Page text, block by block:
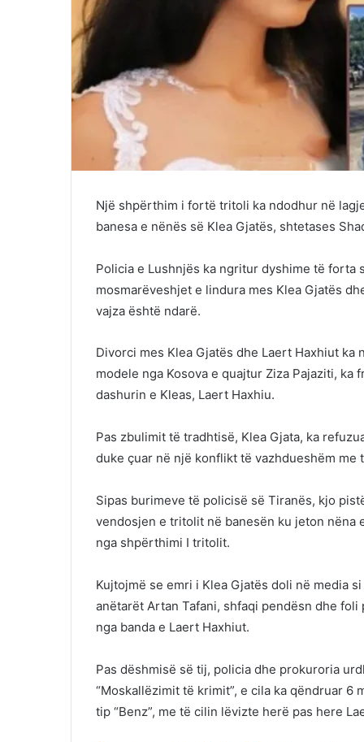
Një shpërthim i fortë tritoli ka ndodhur në
banesa e nënës së Klea Gjatës, shtetases
Policia e Lushnjës ka ngritur dyshime të
mosmarëveshjet e lindura mes Klea Gjatës
vajza është ndarë.
Divorci mes Klea Gjatës dhe Laert Haxhiut ka
modele nga Kosova e quajtur Ziza Pajaziti,
dashurin e Kleas, Laert Haxhiu.
Pas zbulimit të tradhtisë, Klea Gjata, ka
duke çuar në një konflikt të vazhdueshëm me
Sipas burimeve të policisë së Tiranës, kjo
vendosjen e tritolit në banesën ku jeton nëna
nga shpërthimi I tritolit.
Kujtojmë se emri i Klea Gjatës doli në media
anëtarët Artan Tafani, shfaqi pendësn dhe
nga banda e Laert Haxhiut.
Pas dëshmisë së tij, policia dhe prokuroria
“Moskallëzimit të krimit”, e cila ka qëndruar
tip “Benz”, me të cilin lëvizte herë pas here